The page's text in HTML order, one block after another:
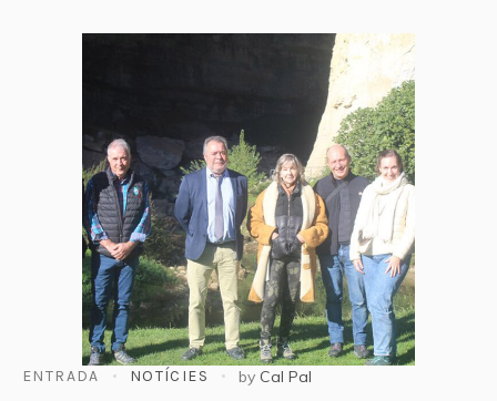
ENTRADA NOTÍCIES by Cal Pal